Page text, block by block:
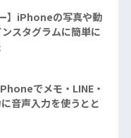
】iPhoneの写真や動
スタグラムに簡単に
でメモ・LINE・
音声入力を使うとと